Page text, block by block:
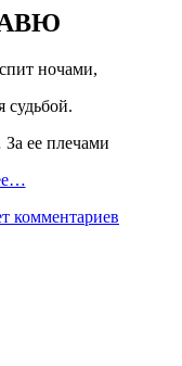
ночами,
судьбой.
ее плечами
комментариев